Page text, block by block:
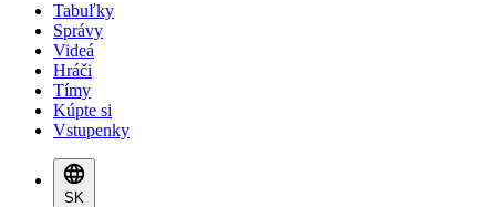
Tabuľky
Správy
Videá
Hráči
Tímy
Kúpte si
Vstupenky
SK